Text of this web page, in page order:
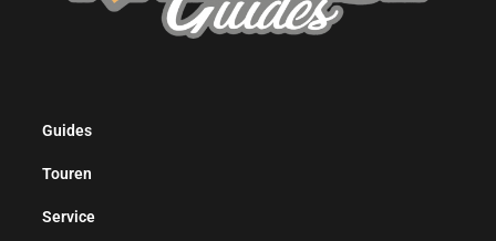
Guides
Touren
Service